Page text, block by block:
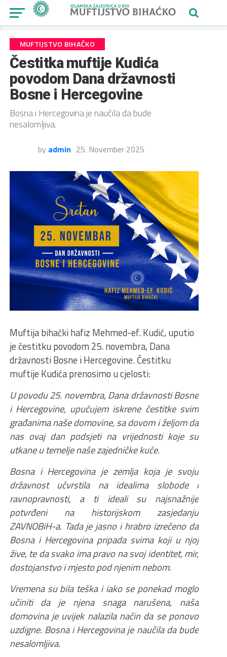
MUFTIJSTVO BIHAĆKO
Čestitka muftije Kudića
povodom Dana državnosti
Bosne i Hercegovine
Bosna i Hercegovina je naučila da bude
nesalomljiva.
by admin 25. November 2025
Muftija bihaćki hafiz Mehmed-ef. Kudić, uputio
je čestitku povodom 25. novembra, Dana
državnosti Bosne i Hercegovine. Čestitku
muftije Kudića prenosimo u cjelosti:
U povodu 25. novembra, Dana državnosti Bosne
i Hercegovine, upućujem iskrene čestitke svim
građanima naše domovine, sa dovom i željom da
nas ovaj dan podsjeti na vrijednosti koje su
utkane u temelje naše zajedničke kuće.
Bosna i Hercegovina je zemlja koja je svoju
državnost učvrstila na idealima slobode i
ravnopravnosti, a ti ideali su najsnažnije
potvrđeni na historijskom zasjedanju
ZAVNOBiH-a. Tada je jasno i hrabro izrečeno da
Bosna i Hercegovina pripada svima koji u njoj
žive, te da svako ima pravo na svoj identitet, mir,
dostojanstvo i mjesto pod njenim nebom.
Vremena su bila teška i iako se ponekad moglo
učiniti da je njena snaga narušena, naša
domovina je uvijek nalazila način da se ponovo
uzdigne. Bosna i Hercegovina je naučila da bude
nesalomljiva.